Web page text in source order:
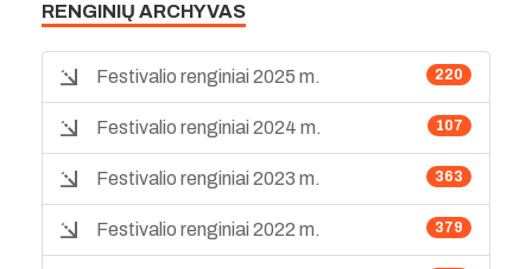
RENGINIŲ ARCHYVAS
220
Festivalio renginiai 2025 m.
107
Festivalio renginiai 2024 m.
363
Festivalio renginiai 2023 m.
379
Festivalio renginiai 2022 m.